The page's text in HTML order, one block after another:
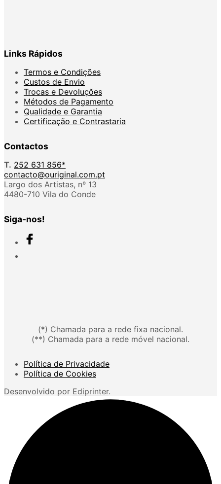
Links Rápidos
Termos e Condições
Custos de Envio
Trocas e Devoluções
Métodos de Pagamento
Qualidade e Garantia
Certificação e Contrastaria
Contactos
T. 252 631 856*
contacto@ouriginal.com.pt
Largo dos Artistas, nº 13
4480-710 Vila do Conde
Siga-nos!
(*) Chamada para a rede fixa nacional.
(**) Chamada para a rede móvel nacional.
Política de Privacidade
Política de Cookies
Desenvolvido por Ediprinter.